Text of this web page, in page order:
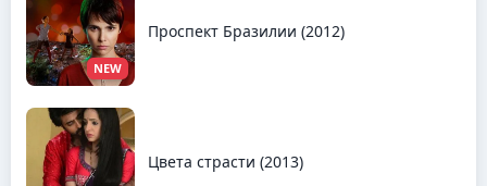
NEW
Проспект Бразилии (2012)
Цвета страсти (2013)